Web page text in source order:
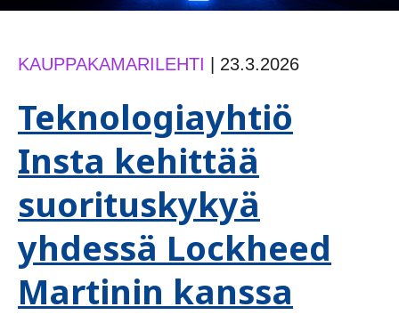
KAUPPAKAMARILEHTI | 23.3.2026
Teknologiayhtiö
Insta kehittää
suorituskykyä
yhdessä Lockheed
Martinin kanssa